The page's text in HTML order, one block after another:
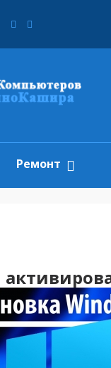
Ремонт